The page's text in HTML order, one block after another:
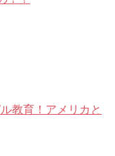
教育！アメリカと